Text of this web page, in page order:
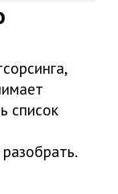
список